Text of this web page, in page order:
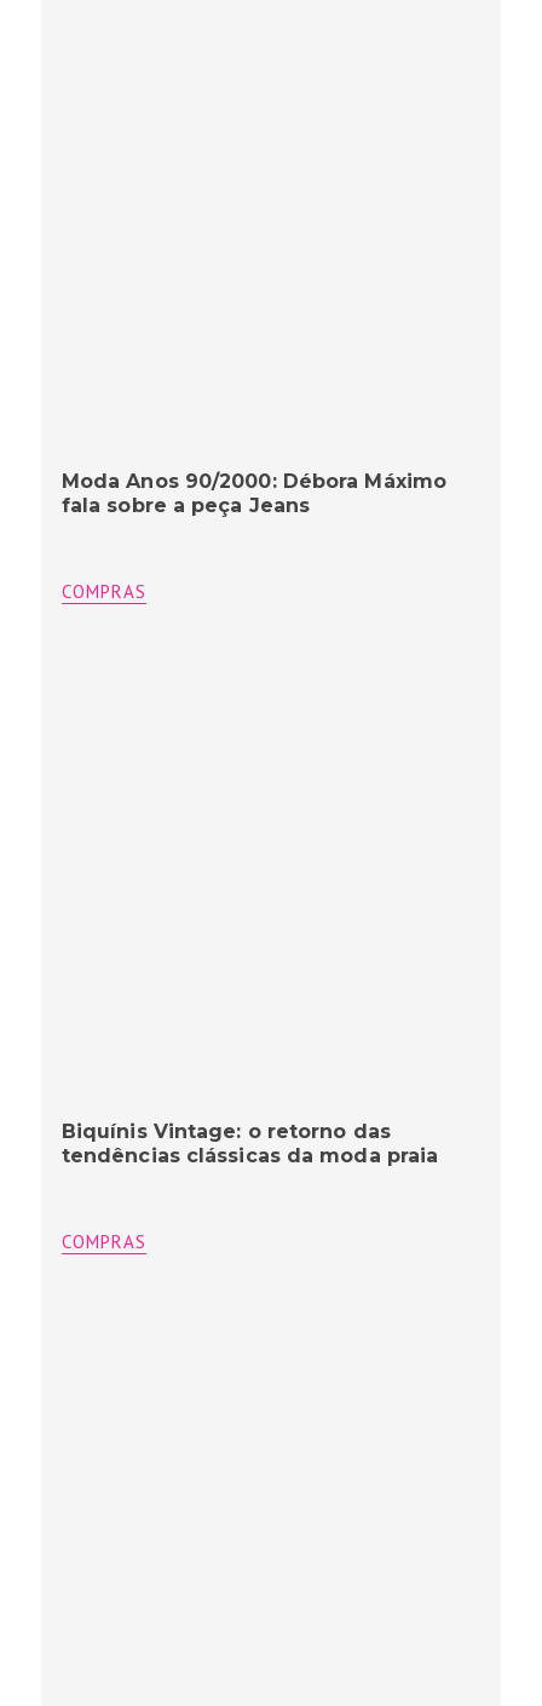
Moda Anos 90/2000: Débora Máximo
fala sobre a peça Jeans
COMPRAS
Biquínis Vintage: o retorno das
tendências clássicas da moda praia
COMPRAS